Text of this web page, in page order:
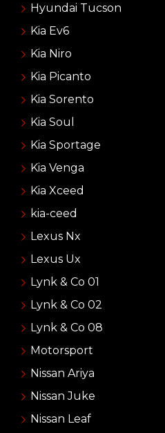
Hyundai Tucson
Kia Ev6
Kia Niro
Kia Picanto
Kia Sorento
Kia Soul
Kia Sportage
Kia Venga
Kia Xceed
kia-ceed
Lexus Nx
Lexus Ux
Lynk & Co 01
Lynk & Co 02
Lynk & Co 08
Motorsport
Nissan Ariya
Nissan Juke
Nissan Leaf